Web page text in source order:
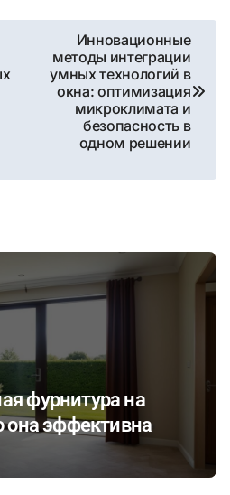
Инновационные
методы интеграции
умных технологий в
окна: оптимизация
микроклимата и
безопасность в
одном решении
фурнитура на
она эффективна